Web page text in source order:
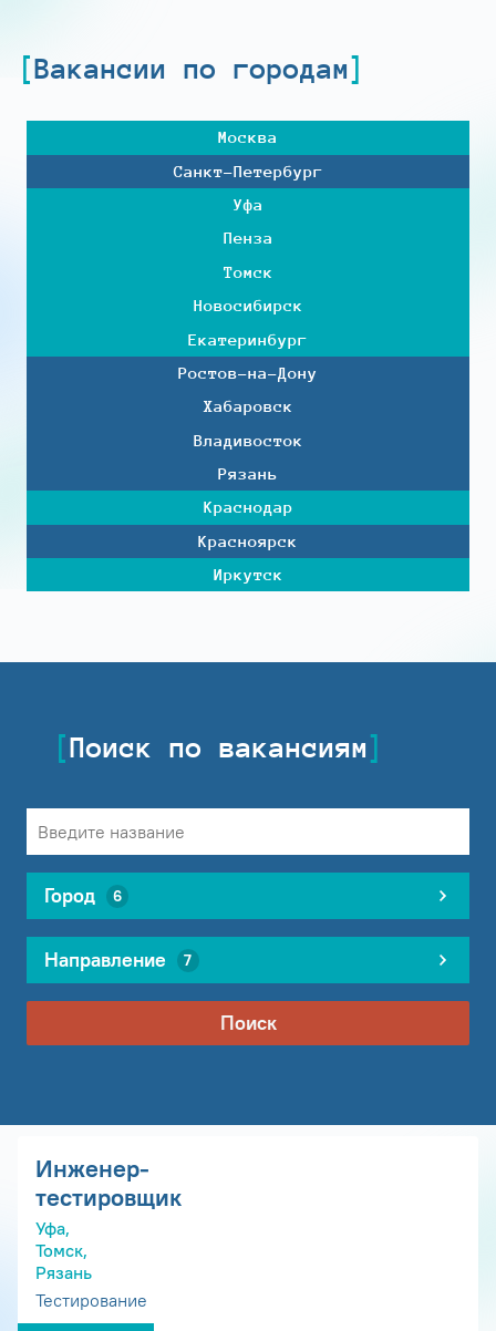
Вакансии по городам
Москва
Санкт-Петербург
Уфа
Пенза
Томск
Новосибирск
Екатеринбург
Ростов-на-Дону
Хабаровск
Владивосток
Рязань
Краснодар
Красноярск
Иркутск
Поиск по вакансиям
Город 6
Направление 7
Поиск
Инженер-
тестировщик
Уфа,
Томск,
Рязань
Тестирование